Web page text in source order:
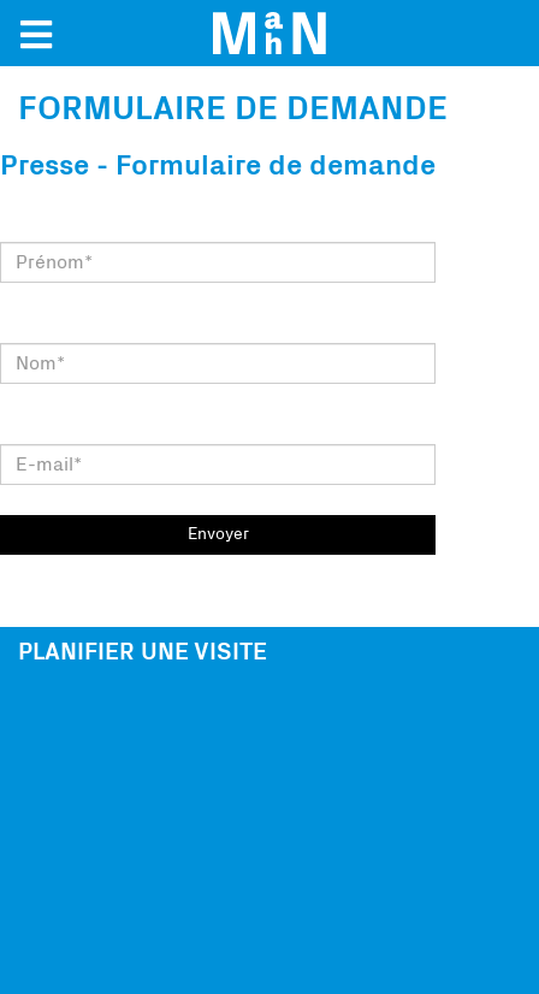
FORMULAIRE DE DEMANDE
Presse - Formulaire de demande
Envoyer
PLANIFIER UNE VISITE